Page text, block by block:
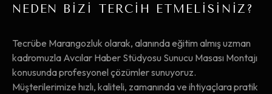
NEDEN BİZİ TERCİH ETMELİSİNİZ?
Tecrübe Marangozluk olarak, alanında eğitim almış uzman
kadromuzla Avcılar Haber Stüdyosu Sunucu Masası Montajı
konusunda profesyonel çözümler sunuyoruz.
Müşterilerimize hızlı, kaliteli, zamanında ve ihtiyaçlara pratik